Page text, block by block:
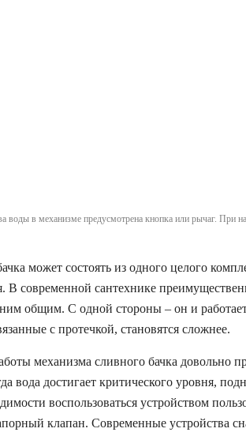
воды в механизме предусмотрена кнопка или рычаг. При
может состоять из одного целого
В современной сантехнике
общим. С одной стороны – он и
с протечкой, становятся сложнее.
механизма сливного бачка довольно
вода достигает критического уровня,
воспользоваться устройством
клапан. Современные устройства